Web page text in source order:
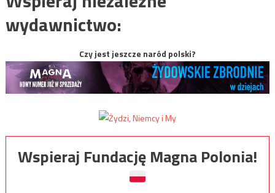
wydawnictwo:
Czy jest jeszcze naród polski?
Wspieraj Fundację Magna Polonia!